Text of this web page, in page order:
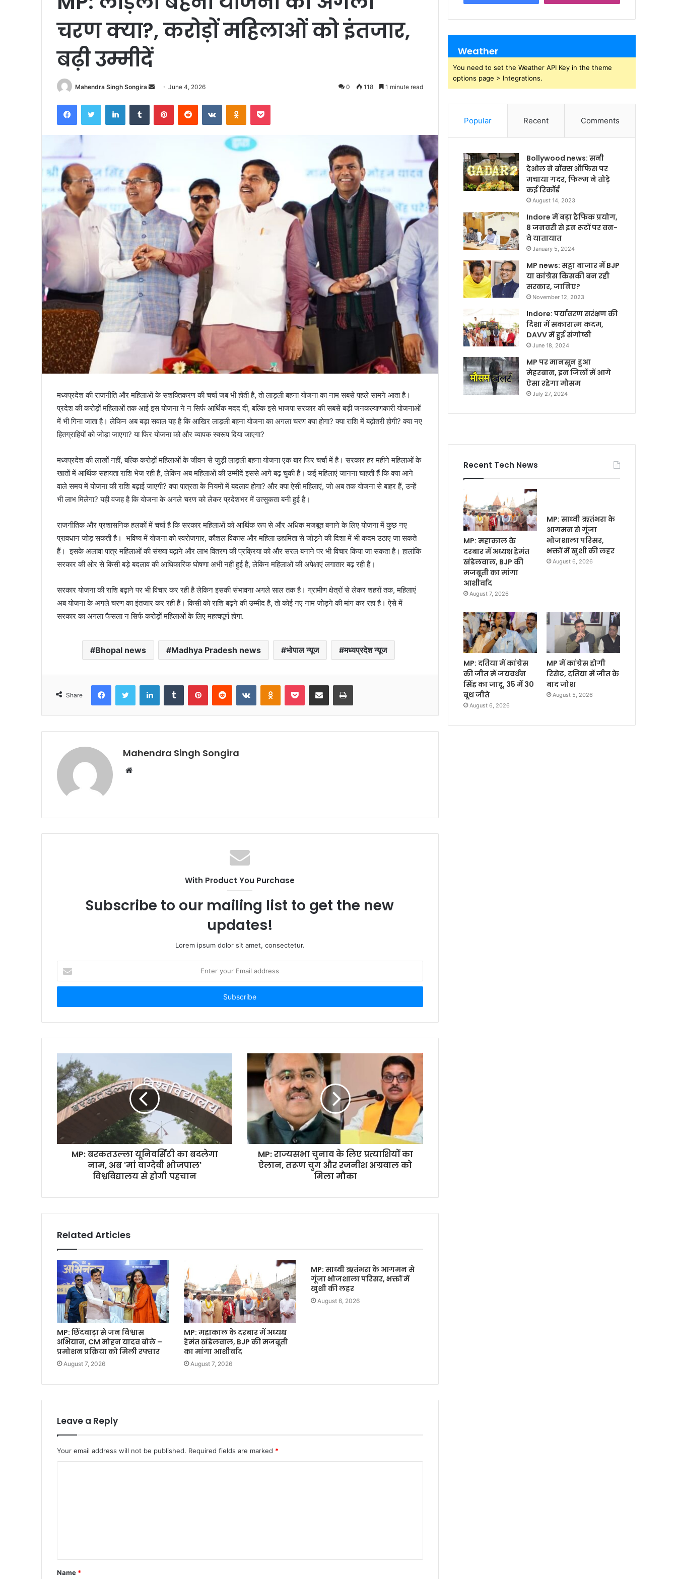
चरण क्या?, करोड़ों महिलाओं को इंतजार,
बढ़ी उम्मीदें
Mahendra Singh Songira
Send
email
June 4, 2026 0 118 1 minute read
FacebookTwitter LinkedInTumblr PinterestReddit VKontakteOdnoklassniki
Pocket
मध्यप्रदेश की राजनीति और महिलाओं के सशक्तिकरण की चर्चा जब भी होती है, तो लाड़ली बहना योजना का नाम सबसे पहले सामने आता है।
प्रदेश की करोड़ों महिलाओं तक आई इस योजना ने न सिर्फ आर्थिक मदद दी, बल्कि इसे भाजपा सरकार की सबसे बड़ी जनकल्याणकारी योजनाओं
में भी गिना जाता है। लेकिन अब बड़ा सवाल यह है कि आखिर लाड़ली बहना योजना का अगला चरण क्या होगा? क्या राशि में बढ़ोतरी होगी? क्या नए
हितग्राहियों को जोड़ा जाएगा? या फिर योजना को और व्यापक स्वरूप दिया जाएगा?
मध्यप्रदेश की लाखों नहीं, बल्कि करोड़ों महिलाओं के जीवन से जुड़ी लाड़ली बहना योजना एक बार फिर चर्चा में है। सरकार हर महीने महिलाओं के
खातों में आर्थिक सहायता राशि भेज रही है, लेकिन अब महिलाओं की उम्मीदें इससे आगे बढ़ चुकी हैं। कई महिलाएं जानना चाहती हैं कि क्या आने
वाले समय में योजना की राशि बढ़ाई जाएगी? क्या पात्रता के नियमों में बदलाव होगा? और क्या ऐसी महिलाएं, जो अब तक योजना से बाहर हैं, उन्हें
भी लाभ मिलेगा? यही वजह है कि योजना के अगले चरण को लेकर प्रदेशभर में उत्सुकता बनी हुई है।
राजनीतिक और प्रशासनिक हलकों में चर्चा है कि सरकार महिलाओं को आर्थिक रूप से और अधिक मजबूत बनाने के लिए योजना में कुछ नए
प्रावधान जोड़ सकती है। भविष्य में योजना को स्वरोजगार, कौशल विकास और महिला उद्यमिता से जोड़ने की दिशा में भी कदम उठाए जा सकते
हैं। इसके अलावा पात्र महिलाओं की संख्या बढ़ाने और लाभ वितरण की प्रक्रिया को और सरल बनाने पर भी विचार किया जा सकता है। हालांकि
सरकार की ओर से किसी बड़े बदलाव की आधिकारिक घोषणा अभी नहीं हुई है, लेकिन महिलाओं की अपेक्षाएं लगातार बढ़ रही हैं।
सरकार योजना की राशि बढ़ाने पर भी विचार कर रही है लेकिन इसकी संभावना अगले साल तक है। ग्रामीण क्षेत्रों से लेकर शहरों तक, महिलाएं
अब योजना के अगले चरण का इंतजार कर रही हैं। किसी को राशि बढ़ने की उम्मीद है, तो कोई नए नाम जोड़ने की मांग कर रहा है। ऐसे में
सरकार का अगला फैसला न सिर्फ करोड़ों महिलाओं के लिए महत्वपूर्ण होगा.
Bhopal news Madhya Pradesh news भोपाल न्यूज मध्यप्रदेश न्यूज
Share
FacebookTwitter LinkedInTumblr PinterestReddit VKontakteOdnoklassniki
Pocket Share via Email Print
Mahendra Singh Songira
Website
With Product You Purchase
Subscribe to our mailing list to get the new
updates!
Lorem ipsum dolor sit amet, consectetur.
your
Email
MP: बरकतउल्ला यूनिवर्सिटी का बदलेगा
नाम, अब 'मां वाग्देवी भोजपाल'
विश्वविद्यालय से होगी पहचान
MP: राज्यसभा चुनाव के लिए प्रत्याशियों का
ऐलान, तरूण चुग और रजनीश अग्रवाल को
मिला मौका
Related Articles
MP: छिंदवाड़ा से जन विश्वास
अभियान, CM मोहन यादव बोले –
प्रमोशन प्रक्रिया को मिली रफ्तार
August 7, 2026
MP: महाकाल के दरबार में अध्यक्ष
हेमंत खंडेलवाल, BJP की मजबूती
का मांगा आशीर्वाद
August 7, 2026
MP: साध्वी ऋतंभरा के आगमन से
गूंजा भोजशाला परिसर, भक्तों में
खुशी की लहर
August 6, 2026
Leave a Reply
Your email address will not be published. Required fields are marked *
t
*
Name *
Weather
You need to set the Weather API Key in the theme
options page > Integrations.
Popular Recent Comments
Bollywood news: सनी
देओल ने बॉक्स ऑफिस पर
मचाया गदर, फिल्म ने तोड़े
कई रिकॉर्ड
August 14, 2023
Indore में बड़ा ट्रैफिक प्रयोग,
8 जनवरी से इन रूटों पर वन-
वे यातायात
January 5, 2024
MP news: सट्टा बाजार में BJP
या कांग्रेस किसकी बन रही
सरकार, जानिए?
November 12, 2023
Indore: पर्यावरण सरंक्षण की
दिशा में सकारात्म कदम,
DAVV में हुई संगोष्ठी
June 18, 2024
MP पर मानसून हुआ
मेहरबान, इन जिलों में आगे
ऐसा रहेगा मौसम
July 27, 2024
Recent Tech News
MP: महाकाल के
दरबार में अध्यक्ष हेमंत
खंडेलवाल, BJP की
मजबूती का मांगा
आशीर्वाद
August 7, 2026
MP: साध्वी ऋतंभरा के
आगमन से गूंजा
भोजशाला परिसर,
भक्तों में खुशी की लहर
August 6, 2026
MP: दतिया में कांग्रेस
की जीत में जयवर्धन
सिंह का जादू, 35 में 30
बूथ जीते
August 6, 2026
MP में कांग्रेस होगी
रिसेट, दतिया में जीत के
बाद जोश
August 5, 2026